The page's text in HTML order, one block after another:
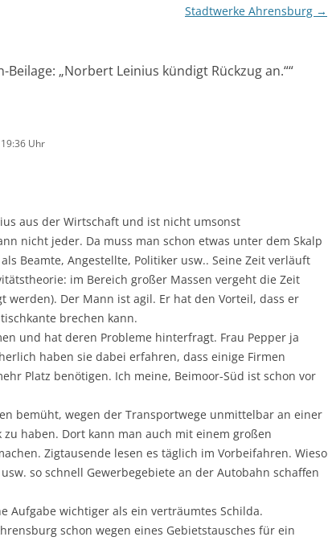
Stadtwerke Ahrensburg →
Beilage: „Norbert Leinius kündigt Rückzug an.““
Uhr
aus der Wirtschaft und ist nicht umsonst
nicht jeder. Da muss man schon etwas unter dem Skalp
Beamte, Angestellte, Politiker usw.. Seine Zeit verläuft
im Bereich großer Massen vergeht die Zeit
werden). Der Mann ist agil. Er hat den Vorteil, dass er
brechen kann.
und hat deren Probleme hinterfragt. Frau Pepper ja
haben sie dabei erfahren, dass einige Firmen
Platz benötigen. Ich meine, Beimoor-Süd ist schon vor
bemüht, wegen der Transportwege unmittelbar an einer
haben. Dort kann man auch mit einem großen
Zigtausende lesen es täglich im Vorbeifahren. Wieso
so schnell Gewerbegebiete an der Autobahn schaffen
Aufgabe wichtiger als ein verträumtes Schilda.
schon wegen eines Gebietstausches für ein